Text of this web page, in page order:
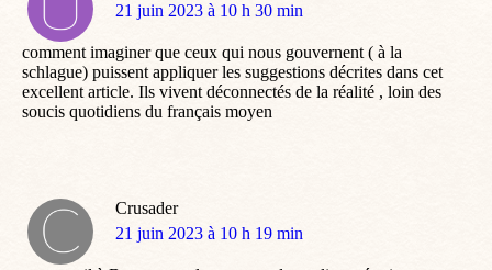
dit
21 juin 2023 à 10 h 30 min
comment imaginer que ceux qui nous gouvernent ( à la
schlague) puissent appliquer les suggestions décrites dans cet
excellent article. Ils vivent déconnectés de la réalité , loin des
soucis quotidiens du français moyen
Crusader
dit
21 juin 2023 à 10 h 19 min